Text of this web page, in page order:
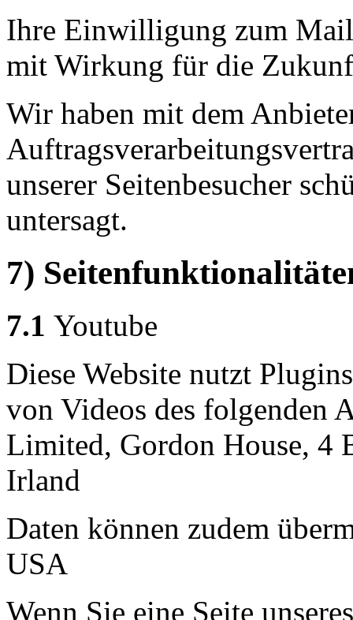
Ihre Einwilligung zum
mit Wirkung für die
Wir haben mit dem
unserer Seitenbesucher
untersagt.
7)
7.1 Youtube
Diese Website nutzt
von Videos des folgenden
Limited, Gordon House, 4
Irland
Daten können zudem
USA
Wenn Sie eine Seite